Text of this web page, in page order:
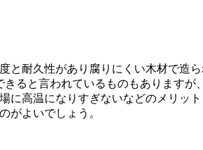
耐久性があり腐りにくい木材で造ら
ると言われているものもありますが
高温になりすぎないなどのメリット
がよいでしょう。